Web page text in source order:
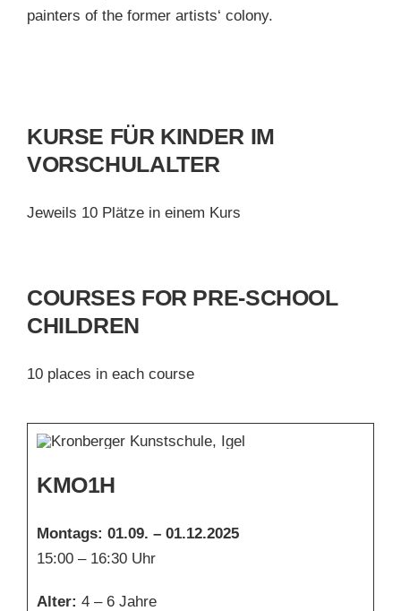
painters of the former artists‘ colony.
KURSE FÜR KINDER IM
VORSCHULALTER
Jeweils 10 Plätze in einem Kurs
COURSES FOR PRE-SCHOOL
CHILDREN
10 places in each course
KMO1H
Montags: 01.09. – 01.12.2025
15:00 – 16:30 Uhr
Alter: 4 – 6 Jahre